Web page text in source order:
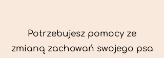
Potrzebujesz pomocy ze
zmianą zachowań swojego psa